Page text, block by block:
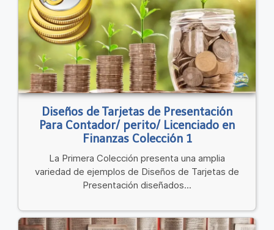
Diseños de Tarjetas de Presentación
Para Contador/ perito/ Licenciado en
Finanzas Colección 1
La Primera Colección presenta una amplia
variedad de ejemplos de Diseños de Tarjetas de
Presentación diseñados...